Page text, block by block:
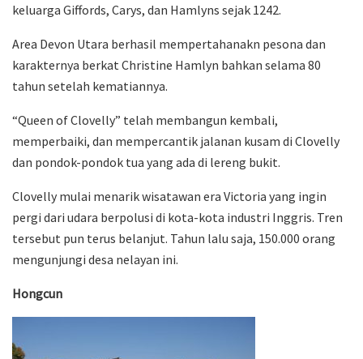
keluarga Giffords, Carys, dan Hamlyns sejak 1242.
Area Devon Utara berhasil mempertahanakn pesona dan
karakternya berkat Christine Hamlyn bahkan selama 80
tahun setelah kematiannya.
“Queen of Clovelly” telah membangun kembali,
memperbaiki, dan mempercantik jalanan kusam di Clovelly
dan pondok-pondok tua yang ada di lereng bukit.
Clovelly mulai menarik wisatawan era Victoria yang ingin
pergi dari udara berpolusi di kota-kota industri Inggris. Tren
tersebut pun terus belanjut. Tahun lalu saja, 150.000 orang
mengunjungi desa nelayan ini.
Hongcun